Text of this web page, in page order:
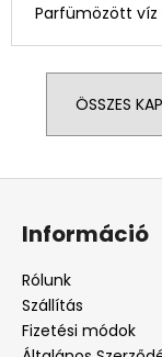
Parfümözött víz
ÖSSZES
L
Információ
Rólunk
Szállítás
Fizetési módok